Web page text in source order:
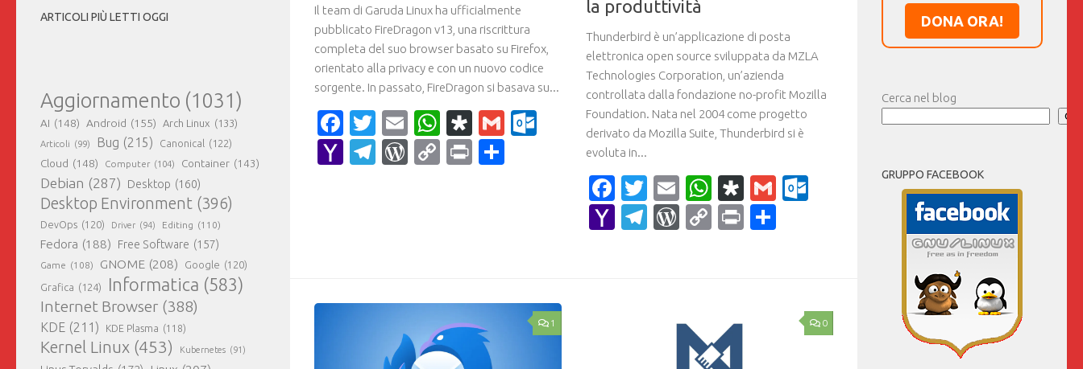
Il team di Garuda Linux ha ufficialmente
pubblicato FireDragon v13, una riscrittura
completa del suo browser basato su Firefox,
orientato alla privacy e con un nuovo codice
sorgente. In passato, FireDragon si basava su...
Facebook
Twitter
EmailWhatsApp
Diaspora
GmailOutlook.com
YahooTelegram
WordPress
CopyPrintCondividi
la produttività
Thunderbird è un’applicazione di posta
elettronica open source sviluppata da MZLA
Technologies Corporation, un’azienda
controllata dalla fondazione no-profit Mozilla
Foundation. Nata nel 2004 come progetto
derivato da Mozilla Suite, Thunderbird si è
evoluta in...
Facebook
Twitter
EmailWhatsApp
Diaspora
GmailOutlook.com
YahooTelegram
WordPress
CopyPrint
1 0
ARTICOLI PIÙ LETTI OGGI
Aggiornamento (1031)
AI (148) Android (155) Arch Linux (133)
Articoli (99) Bug (215) Canonical (122)
Cloud (148) Computer (104) Container (143)
Debian (287) Desktop (160)
Desktop Environment (396)
DevOps (120) Driver (94) Editing (110)
Fedora (188) Free Software (157)
Game (108) GNOME (208) Google (120)
Grafica (124) Informatica (583)
Internet Browser (388)
KDE (211) KDE Plasma (118)
Kernel Linux (453) Kubernetes (91)
DONA ORA!
Cerca nel blog
GRUPPO FACEBOOK